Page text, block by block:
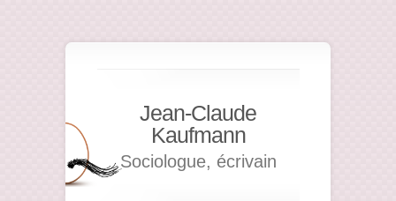
Jean-Claude
Kaufmann
Sociologue, écrivain